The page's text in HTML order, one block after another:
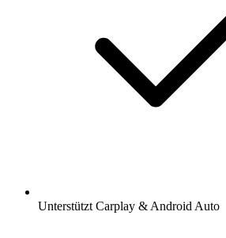
Unterstützt Carplay & Android Auto